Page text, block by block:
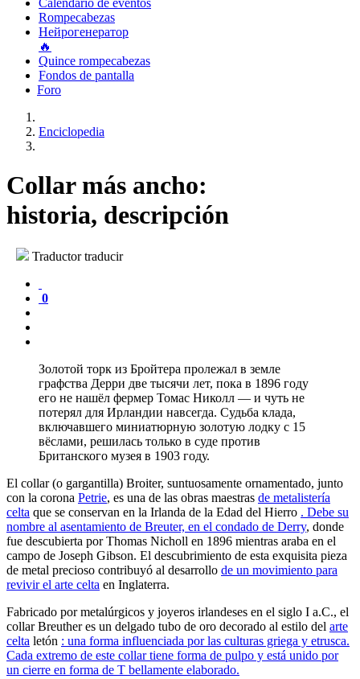
Calendario de eventos
Rompecabezas
Нейрогенератор
🔥
Quince rompecabezas
Fondos de pantalla
Foro
Enciclopedia
Collar más ancho:
historia, descripción
Traductor traducir
0
Золотой торк из Бройтера пролежал в земле
графства Дерри две тысячи лет, пока в 1896 году
его не нашёл фермер Томас Николл — и чуть не
потерял для Ирландии навсегда. Судьба клада,
включавшего миниатюрную золотую лодку с 15
вёслами, решилась только в суде против
Британского музея в 1903 году.
El collar (o gargantilla) Broiter, suntuosamente ornamentado, junto
con la corona Petrie, es una de las obras maestras de metalistería
celta que se conservan en la Irlanda de la Edad del Hierro . Debe su
nombre al asentamiento de Breuter, en el condado de Derry, donde
fue descubierta por Thomas Nicholl en 1896 mientras araba en el
campo de Joseph Gibson. El descubrimiento de esta exquisita pieza
de metal precioso contribuyó al desarrollo de un movimiento para
revivir el arte celta en Inglaterra.
Fabricado por metalúrgicos y joyeros irlandeses en el siglo I a.C., el
collar Breuther es un delgado tubo de oro decorado al estilo del arte
celta letón : una forma influenciada por las culturas griega y etrusca.
Cada extremo de este collar tiene forma de pulpo y está unido por
un cierre en forma de T bellamente elaborado.